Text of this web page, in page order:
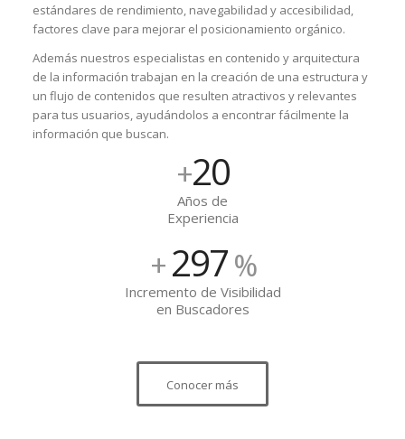
estándares de rendimiento, navegabilidad y accesibilidad,
factores clave para mejorar el posicionamiento orgánico.
Además nuestros especialistas en contenido y arquitectura
de la información trabajan en la creación de una estructura y
un flujo de contenidos que resulten atractivos y relevantes
para tus usuarios, ayudándolos a encontrar fácilmente la
información que buscan.
+20
Años de
Experiencia
+322%
Incremento de Visibilidad
en Buscadores
Conocer más